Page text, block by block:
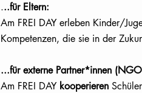
...für Eltern:
Am FREI DAY erleben Kinder/
Kompetenzen, die sie in der
...für externe Partner*innen
Am FREI DAY kooperieren